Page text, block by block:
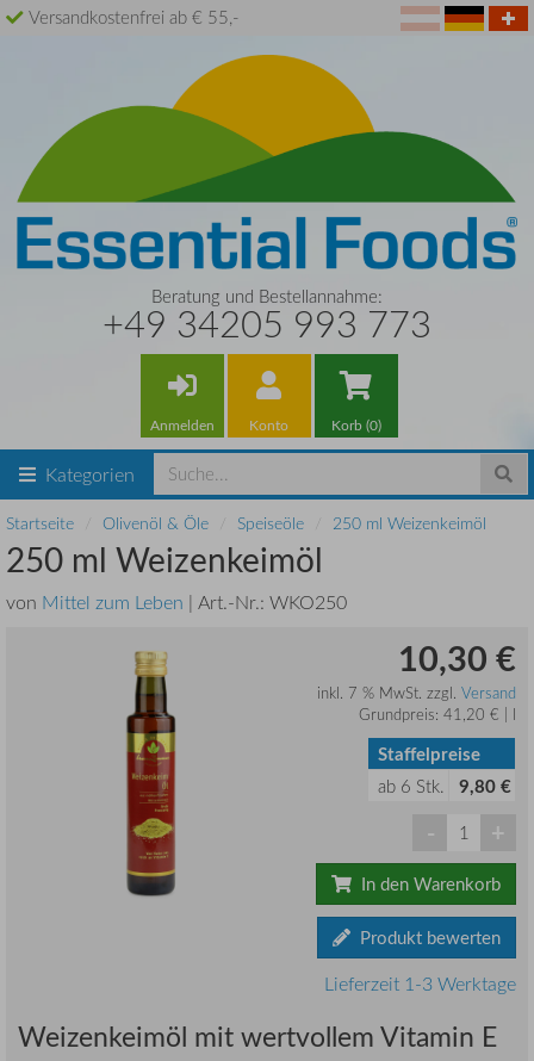
Versandkostenfrei ab € 55,-
Beratung und Bestellannahme:
+49 34205 993 773
Anmelden Konto Korb (0)
Kategorien
Startseite Olivenöl & Öle Speiseöle 250 ml Weizenkeimöl
250 ml Weizenkeimöl
von Mittel zum Leben | Art.-Nr.: WKO250
10,30 €
inkl. 7 % MwSt. zzgl. Versand
Grundpreis: 41,20 € | l
Staffelpreise
ab 6 Stk. 9,80 €
- +
In den Warenkorb
Produkt bewerten
Lieferzeit 1-3 Werktage
Weizenkeimöl mit wertvollem Vitamin E